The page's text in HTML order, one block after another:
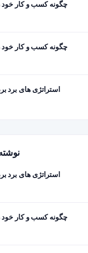
چگونه کسب و کار خود
چگونه کسب و کار خود
استراتژی های برد
استراتژی های برد
چگونه کسب و کار خود